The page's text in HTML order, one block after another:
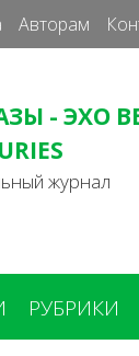
Авторам
- ЭХО
журнал
РУБРИКИ